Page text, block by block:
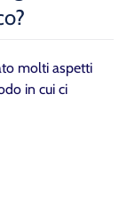
molti aspetti
in cui ci